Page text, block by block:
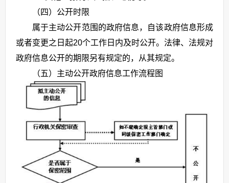
（四）公开时限
属于主动公开范围的政府信息，自该政府信息形成
或者变更之日起20个工作日内及时公开。法律、法规对
政府信息公开的期限另有规定的，从其规定。
（五）主动公开政府信息工作流程图